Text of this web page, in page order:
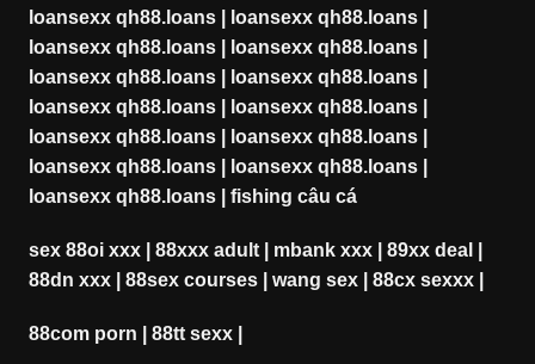
loansexx qh88.loans| loansexx qh88.loans|
loansexx qh88.loans| loansexx qh88.loans|
loansexx qh88.loans| loansexx qh88.loans|
loansexx qh88.loans| loansexx qh88.loans|
loansexx qh88.loans| loansexx qh88.loans|
loansexx qh88.loans| loansexx qh88.loans|
loansexx qh88.loans| fishing câu cá
sex 88oi xxx| 88xxx adult| mbank xxx| 89xx deal
88dn xxx| 88sex courses| wang sex| 88cx sexxx|
88com porn 88tt sexx|